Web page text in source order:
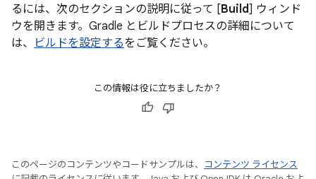
るには、次のセクションの説明に従って [Build] ウィンド
ウを開きます。Gradle とビルドプロセスの詳細について
は、
ビルドを設定するをご覧ください。
この情報は役に立ちましたか？
このページのコンテンツやコードサンプルは、
コンテンツ ライセンス